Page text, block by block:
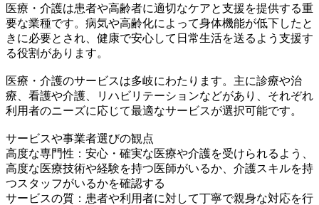
医療・介護は患者や高齢者に適切なケアと支援を提供する重
要な業種です。病気や高齢化によって身体機能が低下したと
きに必要とされ、健康で安心して日常生活を送るよう支援す
る役割があります。
医療・介護のサービスは多岐にわたります。主に診療や治
療、看護や介護、リハビリテーションなどがあり、それぞれ
利用者のニーズに応じて最適なサービスが選択可能です。
サービスや事業者選びの観点
高度な専門性：安心・確実な医療や介護を受けられるよう、
高度な医療技術や経験を持つ医師がいるか、介護スキルを持
つスタッフがいるかを確認する
サービスの質：患者や利用者に対して丁寧で親身な対応を行